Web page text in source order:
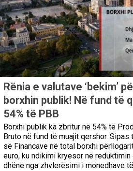
Rënia e valutave ‘bekim’
borxhin publik! Në fund të
54% të PBB
Borxhi publik ka zbritur në 54% të
Bruto në fund të muajit qershor.
së Financave në total borxhi
euro, ku ndikimi kryesor në
dhënë nga zhvlerësimi i monedhave të